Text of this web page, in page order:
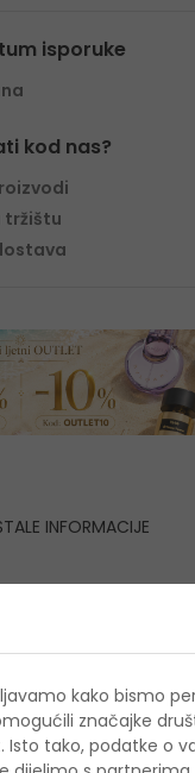
isporuke
kod nas?
tržištu
za ovaj proizvod.
OCIJENITE PROIZVOD
INFORMACIJE
kako bismo
značajke
Isto tako, podatke o